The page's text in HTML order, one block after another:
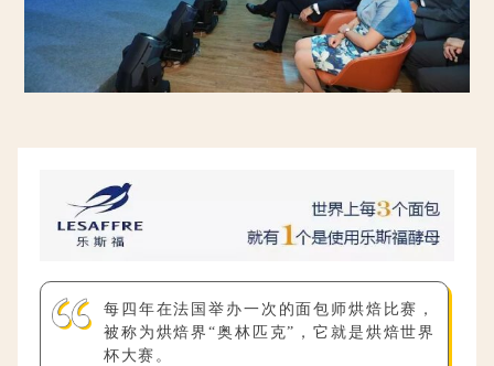
每四年在法国举办一次的面包师烘焙比赛，
被称为烘焙界“奥林匹克”，它就是烘焙世界
杯大赛。